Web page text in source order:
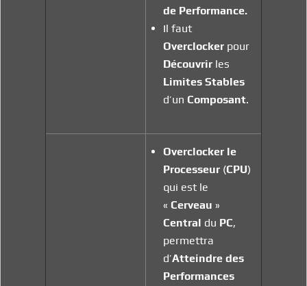
de Performance.
Il faut
Overclocker pour
Découvrir les
Limites Stables
d’un Composant.
Overclocker le
Processeur (CPU)
qui est le
« Cerveau »
Central du PC,
permettra
d’Atteindre des
Performances